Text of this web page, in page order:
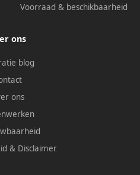
Voorraad & beschikbaarheid
ons
blog
ons
& Disclaimer